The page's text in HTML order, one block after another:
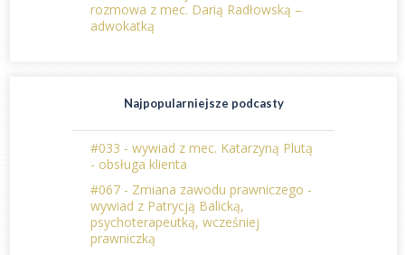
rozmowa z mec. Darią Radłowską –
adwokatką
Najpopularniejsze podcasty
#033 - wywiad z mec. Katarzyną Plutą
- obsługa klienta
#067 - Zmiana zawodu prawniczego -
wywiad z Patrycją Balicką,
psychoterapeutką, wcześniej
prawniczką